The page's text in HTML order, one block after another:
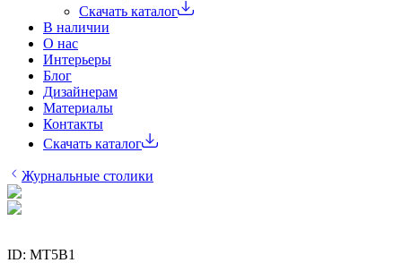
Скачать каталог
В наличии
О нас
Интерьеры
Блог
Дизайнерам
Материалы
Контакты
Скачать каталог
Журнальные столики
ID: MT5B1